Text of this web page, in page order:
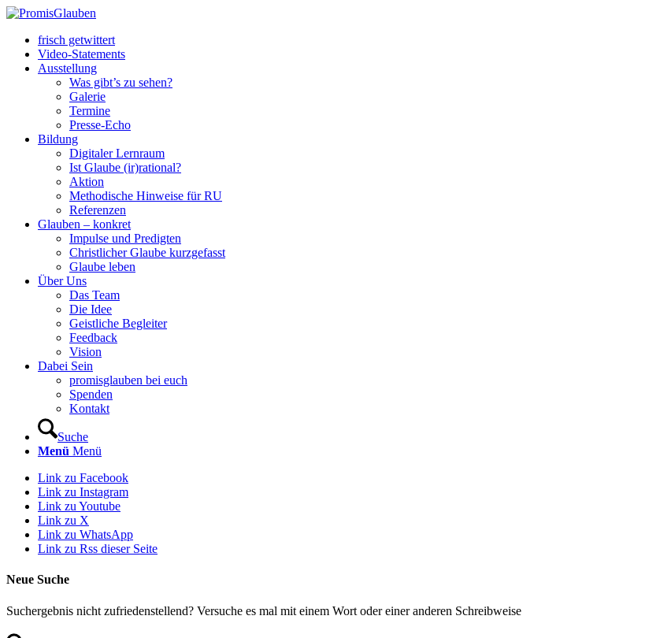
frisch getwittert
Video-Statements
Ausstellung
Was gibt’s zu sehen?
Galerie
Termine
Presse-Echo
Bildung
Digitaler Lernraum
Ist Glaube (ir)rational?
Aktion
Methodische Hinweise für RU
Referenzen
Glauben – konkret
Impulse und Predigten
Christlicher Glaube kurzgefasst
Glaube leben
Über Uns
Das Team
Die Idee
Geistliche Begleiter
Feedback
Vision
Dabei Sein
promisglauben bei euch
Spenden
Kontakt
Suche
Menü Menü
Link zu Facebook
Link zu Instagram
Link zu Youtube
Link zu X
Link zu WhatsApp
Link zu Rss dieser Seite
Neue Suche
Suchergebnis nicht zufriedenstellend? Versuche es mal mit einem Wort oder einer anderen Schreibweise